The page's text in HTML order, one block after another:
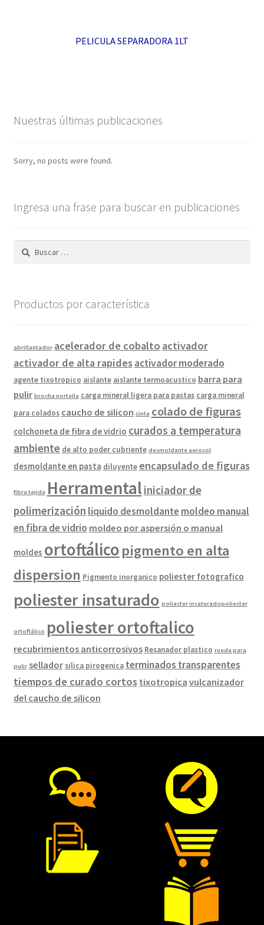
PELICULA SEPARADORA 1LT
Nuestras últimas publicaciones
Sorry, no posts were found.
Ingresa una frase para buscar en publicaciones
Buscar:
Productos por característica
abrillantador acelerador de cobalto activador
activador de alta rapides activador moderado
agente tixotropico aislante aislante termoacustico barra para
pulir brocha norteña carga mineral ligera para pastas carga mineral
para colados caucho de silicon cinta colado de figuras
colchoneta de fibra de vidrio curados a temperatura
ambiente de alto poder cubriente desmoldante aerosol
desmoldante en pasta diluyente encapsulado de figuras
fibra tejida Herramental iniciador de
polimerización liquido desmoldante moldeo manual
en fibra de vidrio moldeo por aspersión o manual
moldes ortoftálicopigmento en alta
dispersion Pigmento inorganico poliester fotografico
poliester insaturado poliester insaturadopoliester
ortoftálico poliester ortoftalico
recubrimientos anticorrosivos Resanador plastico rueda para
pulir sellador silica pirogenica terminados transparentes
tiempos de curado cortos tixotropica vulcanizador
del caucho de silicon